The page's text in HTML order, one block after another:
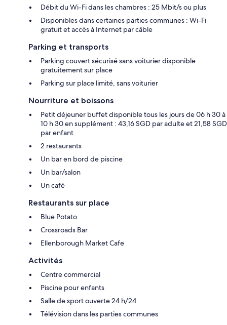
Débit du Wi-Fi dans les chambres : 25 Mbit/s ou plus
Disponibles dans certaines parties communes : Wi-Fi
gratuit et accès à Internet par câble
Parking et transports
Parking couvert sécurisé sans voiturier disponible
gratuitement sur place
Parking sur place limité, sans voiturier
Nourriture et boissons
Petit déjeuner buffet disponible tous les jours de 06 h 30 à
10 h 30 en supplément : 43,16 SGD par adulte et 21,58 SGD
par enfant
2 restaurants
Un bar en bord de piscine
Un bar/salon
Un café
Restaurants sur place
Blue Potato
Crossroads Bar
Ellenborough Market Cafe
Activités
Centre commercial
Piscine pour enfants
Salle de sport ouverte 24 h/24
Télévision dans les parties communes